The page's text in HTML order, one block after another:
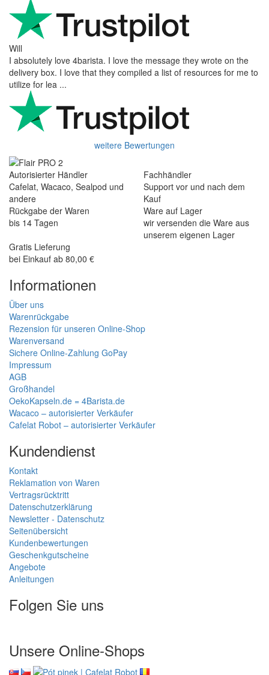
Will
I absolutely love 4barista. I love the message they wrote on the
delivery box. I love that they compiled a list of resources for me to
utilize for lea ...
weitere Bewertungen
Autorisierter Händler
Cafelat, Wacaco, Sealpod und
andere
Fachhändler
Support vor und nach dem
Kauf
Rückgabe der Waren
bis 14 Tagen
Ware auf Lager
wir versenden die Ware aus
unserem eigenen Lager
Gratis Lieferung
bei Einkauf ab 80,00 €
Informationen
Über uns
Warenrückgabe
Rezension für unseren Online-Shop
Warenversand
Sichere Online-Zahlung GoPay
Impressum
AGB
Großhandel
OekoKapseln.de = 4Barista.de
Wacaco – autorisierter Verkäufer
Cafelat Robot – autorisierter Verkäufer
Kundendienst
Kontakt
Reklamation von Waren
Vertragsrücktritt
Datenschutzerklärung
Newsletter - Datenschutz
Seitenübersicht
Kundenbewertungen
Geschenkgutscheine
Angebote
Anleitungen
Folgen Sie uns
Unsere Online-Shops